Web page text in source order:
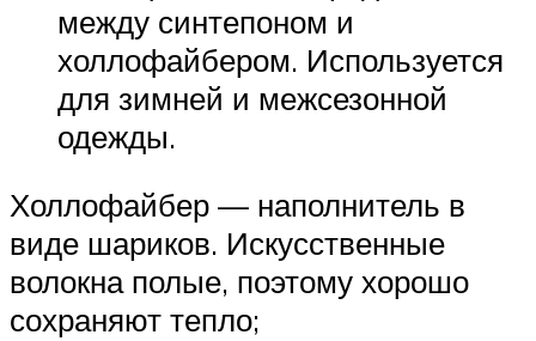
между синтепоном и
холлофайбером. Используется
для зимней и межсезонной
одежды.
Холлофайбер — наполнитель в
виде шариков. Искусственные
волокна полые, поэтому хорошо
сохраняют тепло;